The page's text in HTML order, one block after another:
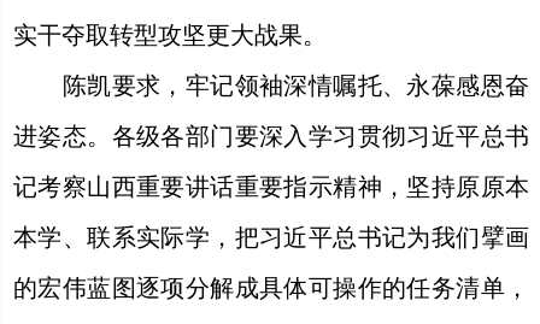
实干夺取转型攻坚更大战果。
陈凯要求，牢记领袖深情嘱托、永葆感恩奋
进姿态。各级各部门要深入学习贯彻习近平总书
记考察山西重要讲话重要指示精神，坚持原原本
本学、联系实际学，把习近平总书记为我们擘画
的宏伟蓝图逐项分解成具体可操作的任务清单，